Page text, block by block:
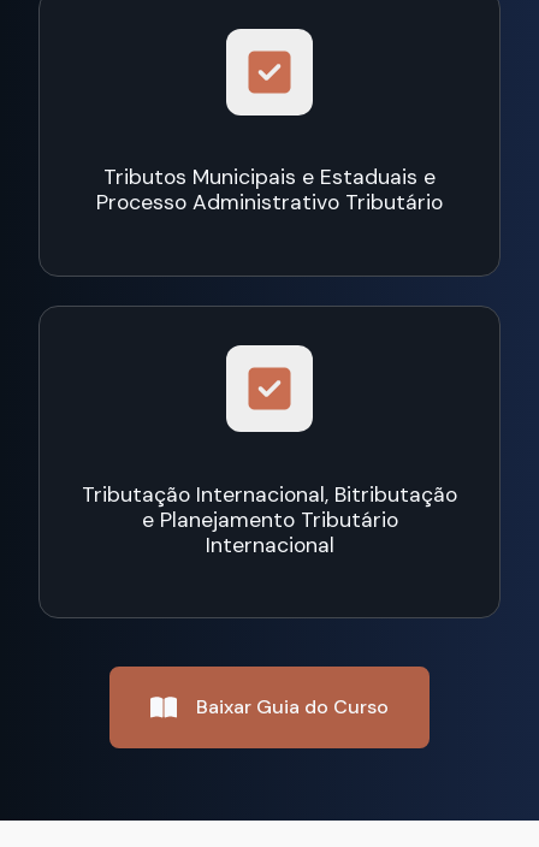
Tributos Municipais e Estaduais e
Processo Administrativo Tributário
Tributação Internacional, Bitributação
e Planejamento Tributário
Internacional
Baixar Guia do Curso